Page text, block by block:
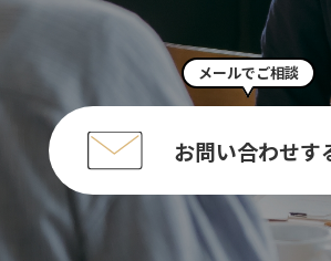
お問い合わせす
メールでご相談